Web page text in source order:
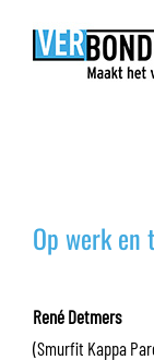
Op werk en
René Detmers
(Smurfit Kappa